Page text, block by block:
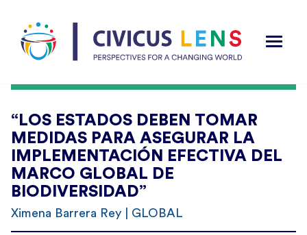
“LOS ESTADOS DEBEN TOMAR
MEDIDAS PARA ASEGURAR LA
IMPLEMENTACIÓN EFECTIVA DEL
MARCO GLOBAL DE
BIODIVERSIDAD”
Ximena Barrera Rey | GLOBAL